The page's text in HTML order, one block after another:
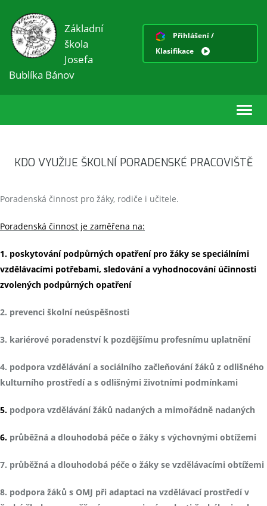
Základní
škola
Josefa
Bublíka Bánov
Přihlášení /
Klasifikace
KDO VYUŽIJE ŠKOLNÍ PORADENSKÉ PRACOVIŠTĚ
Poradenská činnost pro žáky, rodiče i učitele.
Poradenská činnost je zaměřena na:
1. poskytování podpůrných opatření pro žáky se speciálními
vzdělávacími potřebami, sledování a vyhodnocování účinnosti
zvolených podpůrných opatření
2. prevenci školní neúspěšnosti
3. kariérové poradenství k pozdějšímu profesnímu uplatnění
4. podpora vzdělávání a sociálního začleňování žáků z odlišného
kulturního prostředí a s odlišnými životními podmínkami
5. podpora vzdělávání žáků nadaných a mimořádně nadaných
6. průběžná a dlouhodobá péče o žáky s výchovnými obtížemi
7. průběžná a dlouhodobá péče o žáky se vzdělávacími obtížemi
8. podpora žáků s OMJ při adaptaci na vzdělávací prostředí v